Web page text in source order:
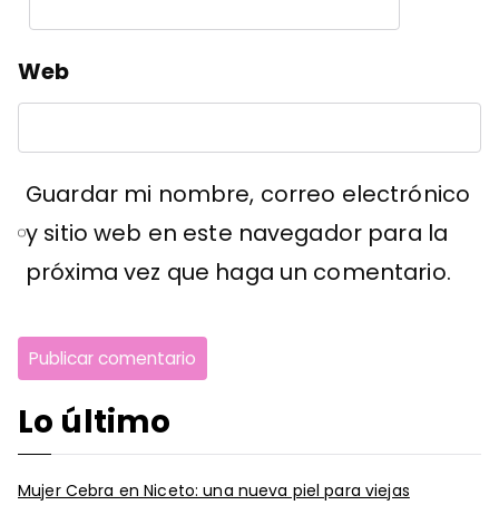
Web
Guardar mi nombre, correo electrónico
y sitio web en este navegador para la
próxima vez que haga un comentario.
Lo último
Mujer Cebra en Niceto: una nueva piel para viejas